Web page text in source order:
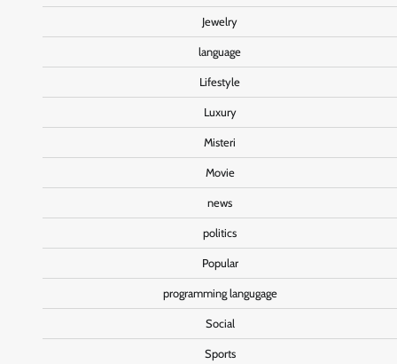
Jewelry
language
Lifestyle
Luxury
Misteri
Movie
news
politics
Popular
programming langugage
Social
Sports